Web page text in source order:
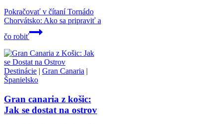
Pokračovať v čítaníTornádo
Chorvátsko: Ako sa pripraviť a
čo robiť
Destinácie | Gran Canaria |
Španielsko
Gran canaria z košic:
Jak se dostat na ostrov